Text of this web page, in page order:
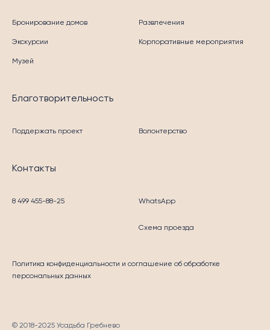
Бронирование домов
Экскурсии
Музей
Развлечения
Корпоративные мероприятия
Благотворительность
Поддержать проект Волонтерство
Контакты
8 499 455-88-25 WhatsApp
Схема проезда
Политика конфиденциальности и соглашение об обработке
персональных данных
© 2018-2025 Усадьба Гребнево